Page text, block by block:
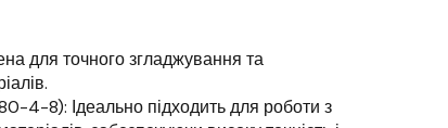
для точного згладжування та
4-8): Ідеально підходить для роботи з